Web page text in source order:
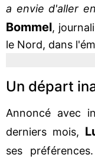
a envie d'aller
Bommel,
le Nord, dans
Un départ
Annoncé avec
derniers mois,
ses